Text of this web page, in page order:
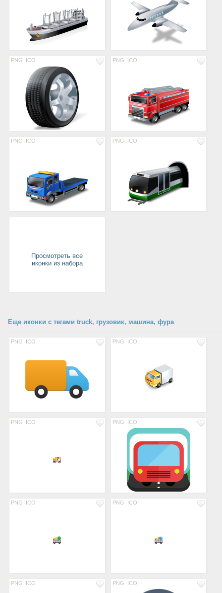
PNG ICO PNG ICO
PNG ICO PNG ICO
Просмотреть все
иконки из набора
Еще иконки с тегами truck, грузовик, машина, фура
PNG ICO PNG ICO
PNG ICO PNG ICO
PNG ICO PNG ICO
PNG ICO PNG ICO